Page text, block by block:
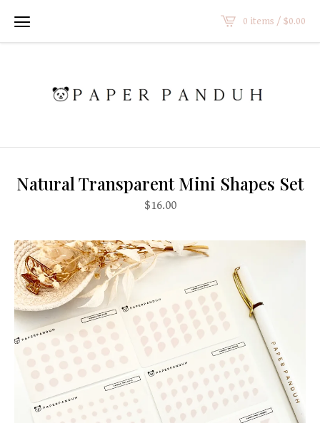
0 items / $0.00
Natural Transparent Mini Shapes Set
$16.00